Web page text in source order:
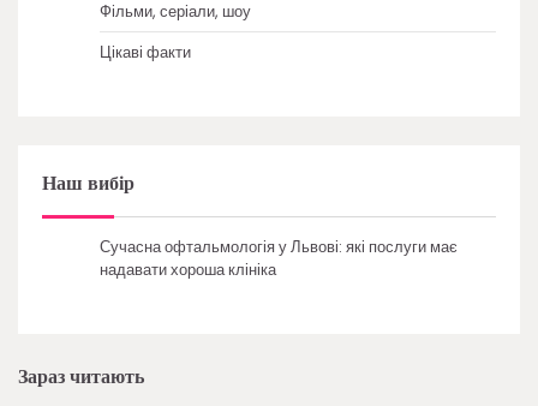
Фільми, серіали, шоу
Цікаві факти
Наш вибір
Сучасна офтальмологія у Львові: які послуги має
надавати хороша клініка
Зараз читають